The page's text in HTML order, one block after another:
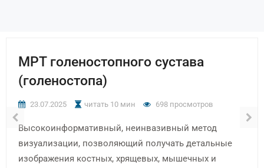
МРТ голеностопного сустава
(голеностопа)
23.07.2025 читать 10 мин 698 просмотров
Высокоинформативный, неинвазивный метод
визуализации, позволяющий получать детальные
изображения костных, хрящевых, мышечных и